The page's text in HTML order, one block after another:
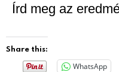
Írd meg az
Share this:
WhatsApp